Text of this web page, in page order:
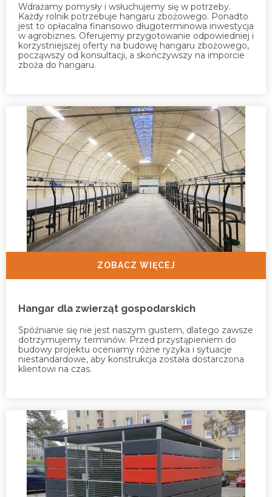
Wdrażamy pomysły i wsłuchujemy się w potrzeby.
Każdy rolnik potrzebuje hangaru zbożowego. Ponadto
jest to opłacalna finansowo długoterminowa inwestycja
w agrobiznes. Oferujemy przygotowanie odpowiedniej i
korzystniejszej oferty na budowę hangaru zbożowego,
począwszy od konsultacji, a skończywszy na imporcie
zboża do hangaru.
ZOBACZ WIĘCEJ
Hangar dla zwierząt gospodarskich
Spóźnianie się nie jest naszym gustem, dlatego zawsze
dotrzymujemy terminów. Przed przystąpieniem do
budowy projektu oceniamy różne ryzyka i sytuacje
niestandardowe, aby konstrukcja została dostarczona
klientowi na czas.